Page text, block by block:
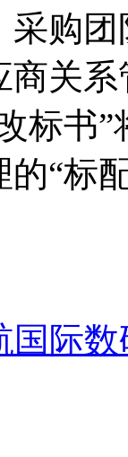
，采
系管
标书”
“标
航国